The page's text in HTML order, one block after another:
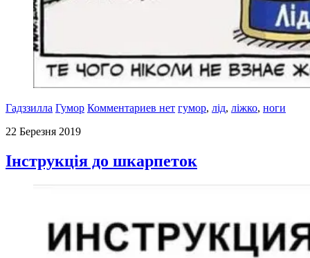
Гадззилла Гумор Комментариев нет гумор, лід, ліжко, ноги
22 Березня 2019
Інструкція до шкарпеток